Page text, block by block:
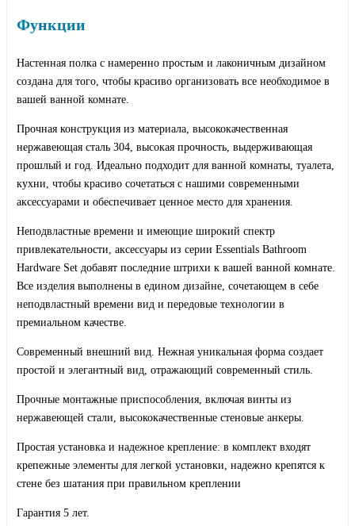
Функции
Настенная полка с намеренно простым и лаконичным дизайном
создана для того, чтобы красиво организовать все необходимое в
вашей ванной комнате.
Прочная конструкция из материала, высококачественная
нержавеющая сталь 304, высокая прочность, выдерживающая
прошлый и год. Идеально подходит для ванной комнаты, туалета,
кухни, чтобы красиво сочетаться с нашими современными
аксессуарами и обеспечивает ценное место для хранения.
Неподвластные времени и имеющие широкий спектр
привлекательности, аксессуары из серии Essentials Bathroom
Hardware Set добавят последние штрихи к вашей ванной комнате.
Все изделия выполнены в едином дизайне, сочетающем в себе
неподвластный времени вид и передовые технологии в
премиальном качестве.
Современный внешний вид. Нежная уникальная форма создает
простой и элегантный вид, отражающий современный стиль.
Прочные монтажные приспособления, включая винты из
нержавеющей стали, высококачественные стеновые анкеры.
Простая установка и надежное крепление: в комплект входят
крепежные элементы для легкой установки, надежно крепятся к
стене без шатания при правильном креплении
Гарантия 5 лет.